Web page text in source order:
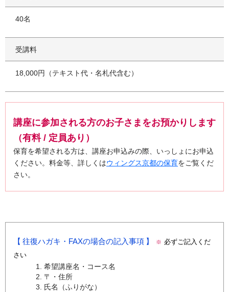
40名
受講料
18,000円（テキスト代・名札代含む）
講座に参加される方のお子さまをお預かりします
（有料 / 定員あり）
保育を希望される方は、講座お申込みの際、いっしょにお申込
ください。料金等、詳しくはウィングス京都の保育をご覧くだ
さい。
往復ハガキ・FAXの場合の記入事項 ※ 必ずご記入くだ
さい
希望講座名・コース名
〒・住所
氏名（ふりがな）